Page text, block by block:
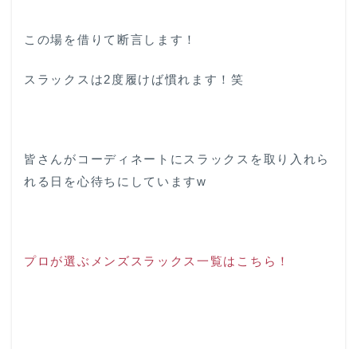
この場を借りて断言します！
スラックスは2度履けば慣れます！笑
皆さんがコーディネートにスラックスを取り入れら
れる日を心待ちにしていますw
プロが選ぶメンズスラックス一覧はこちら！